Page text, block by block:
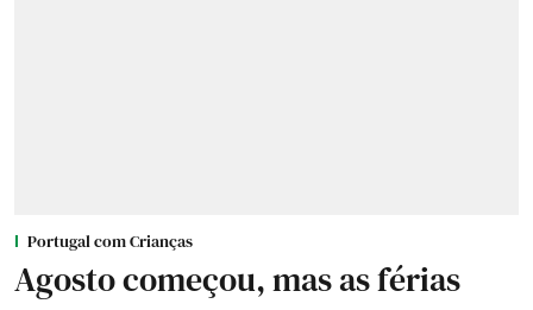
Portugal com Crianças
Agosto começou, mas as férias